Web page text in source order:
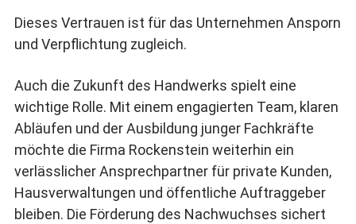
Dieses Vertrauen ist für das Unternehmen Ansporn
und Verpflichtung zugleich.
Auch die Zukunft des Handwerks spielt eine
wichtige Rolle. Mit einem engagierten Team, klaren
Abläufen und der Ausbildung junger Fachkräfte
möchte die Firma Rockenstein weiterhin ein
verlässlicher Ansprechpartner für private Kunden,
Hausverwaltungen und öffentliche Auftraggeber
bleiben. Die Förderung des Nachwuchses sichert